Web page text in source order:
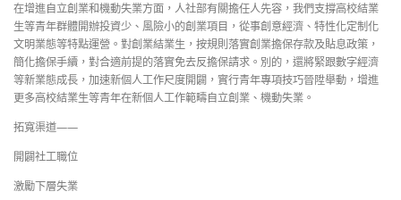
在增進自立創業和機動失業方面，人社部有關擔任人先容，我們支撐高校結業
生等青年群體開辦投資少、風險小的創業項目，從事創意經濟、特性化定制化
文明業態等特點運營。對創業結業生，按規則落實創業擔保存款及貼息政策，
簡化擔保手續，對合適前提的落實免去反擔保請求。別的，還將緊跟數字經濟
等新業態成長，加速新個人工作尺度開闢，實行青年專項技巧晉陞舉動，增進
更多高校結業生等青年在新個人工作範疇自立創業、機動失業。
拓寬渠道——
開闢社工職位
激勵下層失業